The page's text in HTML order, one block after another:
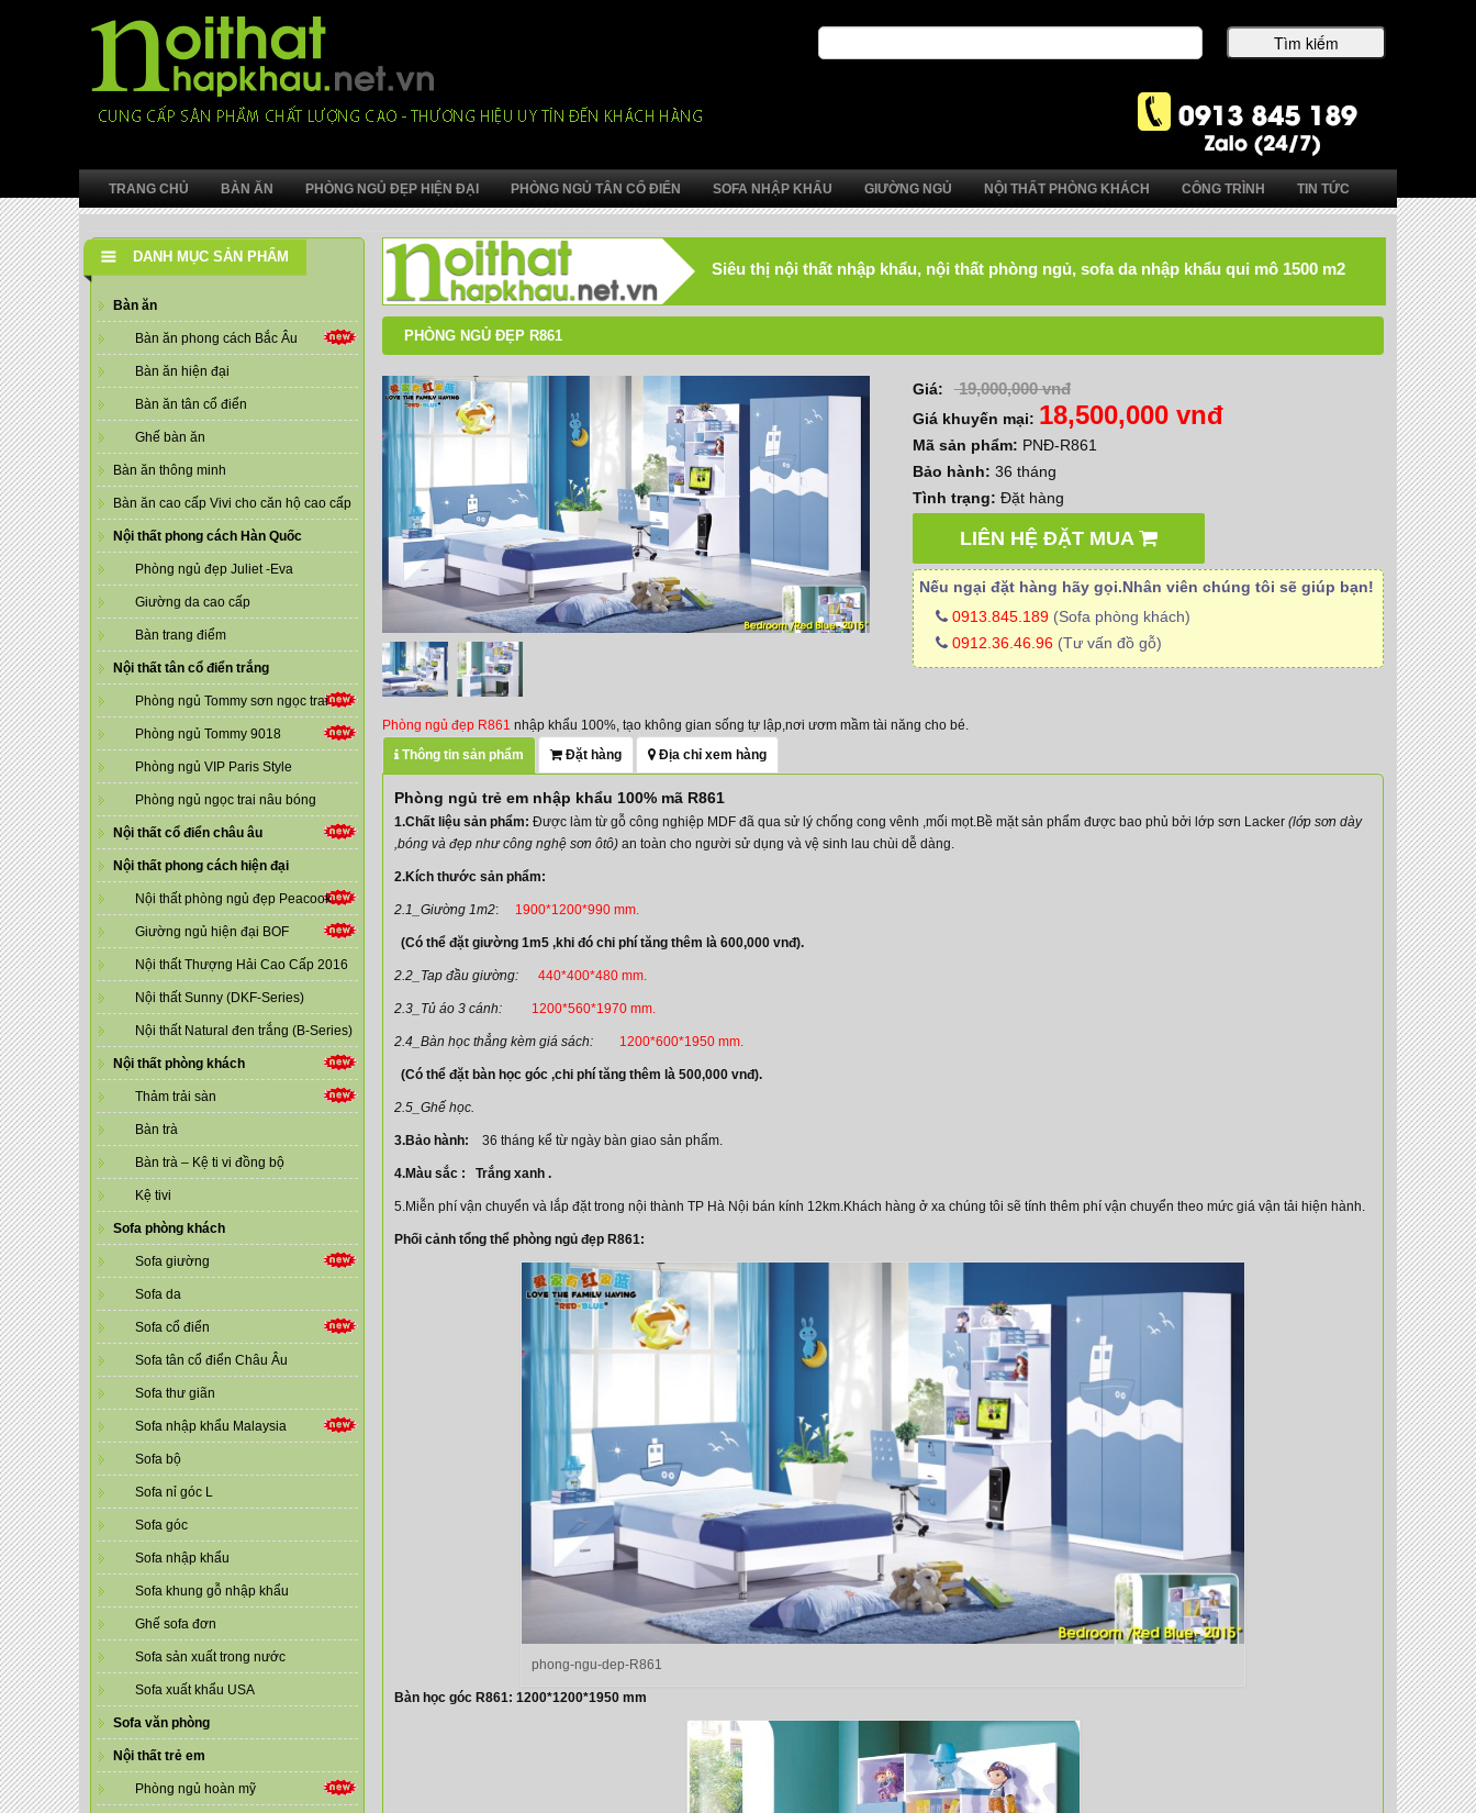
TRANG CHỦ BÀN ĂN PHÒNG NGỦ ĐẸP HIỆN ĐẠI PHÒNG NGỦ TÂN CỔ ĐIỂN SOFA NHẬP KHẨU GIƯỜNG NGỦ NỘI THẤT PHÒNG KHÁCH CÔNG TRÌNH TIN TỨC
DANH MỤC SẢN PHẨM
Bàn ăn
Bàn ăn phong cách Bắc Âu
Bàn ăn hiện đại
Bàn ăn tân cổ điển
Ghế bàn ăn
Bàn ăn thông minh
Bàn ăn cao cấp Vivi cho căn hộ cao cấp
Nội thất phong cách Hàn Quốc
Phòng ngủ đẹp Juliet -Eva
Giường da cao cấp
Bàn trang điểm
Nội thất tân cổ điển trắng
Phòng ngủ Tommy sơn ngọc trai
Phòng ngủ Tommy 9018
Phòng ngủ VIP Paris Style
Phòng ngủ ngọc trai nâu bóng
Nội thất cổ điển châu âu
Nội thất phong cách hiện đại
Nội thất phòng ngủ đẹp Peacook
Giường ngủ hiện đại BOF
Nội thất Thượng Hải Cao Cấp 2016
Nội thất Sunny (DKF-Series)
Nội thất Natural đen trắng (B-Series)
Nội thất phòng khách
Thảm trải sàn
Bàn trà
Bàn trà – Kệ ti vi đồng bộ
Kệ tivi
Sofa phòng khách
Sofa giường
Sofa da
Sofa cổ điển
Sofa tân cổ điển Châu Âu
Sofa thư giãn
Sofa nhập khẩu Malaysia
Sofa bộ
Sofa nỉ góc L
Sofa góc
Sofa nhập khẩu
Sofa khung gỗ nhập khẩu
Ghế sofa đơn
Sofa sản xuất trong nước
Sofa xuất khẩu USA
Sofa văn phòng
Nội thất trẻ em
Phòng ngủ hoàn mỹ
Siêu thị nội thất nhập khẩu, nội thất phòng ngủ, sofa da nhập khẩu qui mô 1500 m2
PHÒNG NGỦ ĐẸP R861
Giá: 19,000,000 vnđ
Giá khuyến mại: 18,500,000 vnđ
Mã sản phẩm: PNĐ-R861
Bảo hành: 36 tháng
Tình trạng: Đặt hàng
LIÊN HỆ ĐẶT MUA
Nếu ngại đặt hàng hãy gọi.Nhân viên chúng tôi sẽ giúp bạn!
0913.845.189(Sofa phòng khách)
0912.36.46.96(Tư vấn đồ gỗ)
Phòng ngủ đẹp R861 nhập khẩu 100%, tạo không gian sống tự lập,nơi ươm mầm tài năng cho bé.
Thông tin sản phẩm
Đặt hàng Địa chỉ xem hàng
Phòng ngủ trẻ em nhập khẩu 100% mã R861
1.Chất liệu sản phẩm: Được làm từ gỗ công nghiệp MDF đã qua sử lý chống cong vênh ,mối mọt.Bề mặt sản phẩm được bao phủ bởi lớp sơn Lacker (lớp sơn dày
,bóng và đẹp như công nghệ sơn ôtô) an toàn cho người sử dụng và vệ sinh lau chùi dễ dàng.
2.Kích thước sản phẩm:
2.1_Giường 1m2: 1900*1200*990 mm.
(Có thể đặt giường 1m5 ,khi đó chi phí tăng thêm là 600,000 vnđ).
2.2_Tap đầu giường: 440*400*480 mm.
2.3_Tủ áo 3 cánh: 1200*560*1970 mm.
2.4_Bàn học thẳng kèm giá sách: 1200*600*1950 mm.
(Có thể đặt bàn học góc ,chi phí tăng thêm là 500,000 vnđ).
2.5_Ghế học.
3.Bảo hành: 36 tháng kể từ ngày bàn giao sản phẩm.
4.Màu sắc : Trắng xanh .
5.Miễn phí vận chuyển và lắp đặt trong nội thành TP Hà Nội bán kính 12km.Khách hàng ở xa chúng tôi sẽ tính thêm phí vận chuyển theo mức giá vận tải hiện hành.
Phối cảnh tổng thể phòng ngủ đẹp R861:
phong-ngu-dep-R861
Bàn học góc R861: 1200*1200*1950 mm